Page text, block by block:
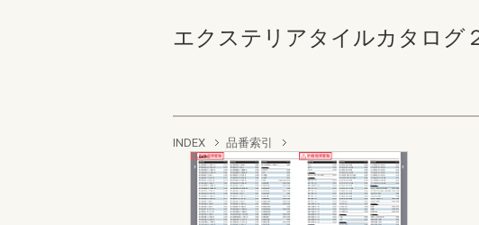
エクステリアタイルカタログ
INDEX 品番索引